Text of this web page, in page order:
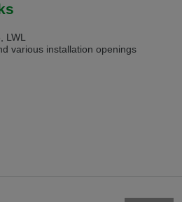
LWL
various installation openings